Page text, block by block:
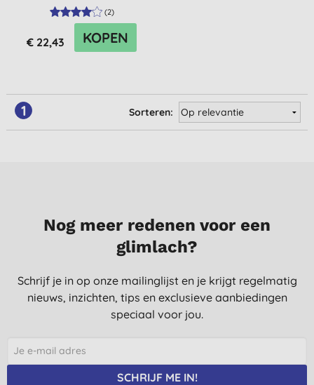
(2)
€ 22,43 KOPEN
1 Sorteren:
Nog meer redenen voor een
glimlach?
Schrijf je in op onze mailinglijst en je krijgt regelmatig
nieuws, inzichten, tips en exclusieve aanbiedingen
speciaal voor jou.
SCHRIJF ME IN!